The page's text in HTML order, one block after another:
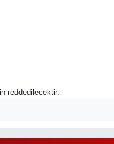
reddedilecektir.